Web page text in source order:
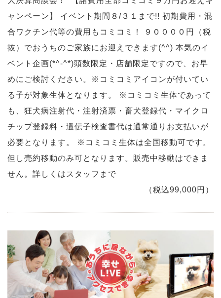
ャンペーン】 イベント期間８/３１まで!! 初期費用・混
合ワクチン代等の費用もコミコミ！ ９００００円（税
抜）でおうちのご家族にお迎えできます(^^) 本気のイ
ベント企画(*^-^*)頭数限定・店舗限定ですので、お早
めにご検討ください。※コミコミアイコンが付いてい
る子が対象生体となります。 ※コミコミ生体であって
も、狂犬病注射代・注射済票・畜犬登録代・マイクロ
チップ登録料・遺伝子検査書代は通常通りお支払いが
必要となります。 ※コミコミ生体は全国移動可です。
但し売約移動のみ可となります。販売中移動はできま
せん。詳しくはスタッフまで
（税込99,000円）